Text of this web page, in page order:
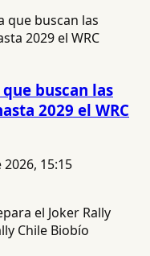
buscan las
2029 el WRC
15:15